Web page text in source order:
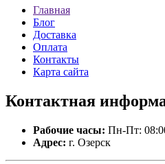
Главная
Блог
Доставка
Оплата
Контакты
Карта сайта
Контактная
Рабочие часы: Пн-Пт:
Адрес: г. Озерск